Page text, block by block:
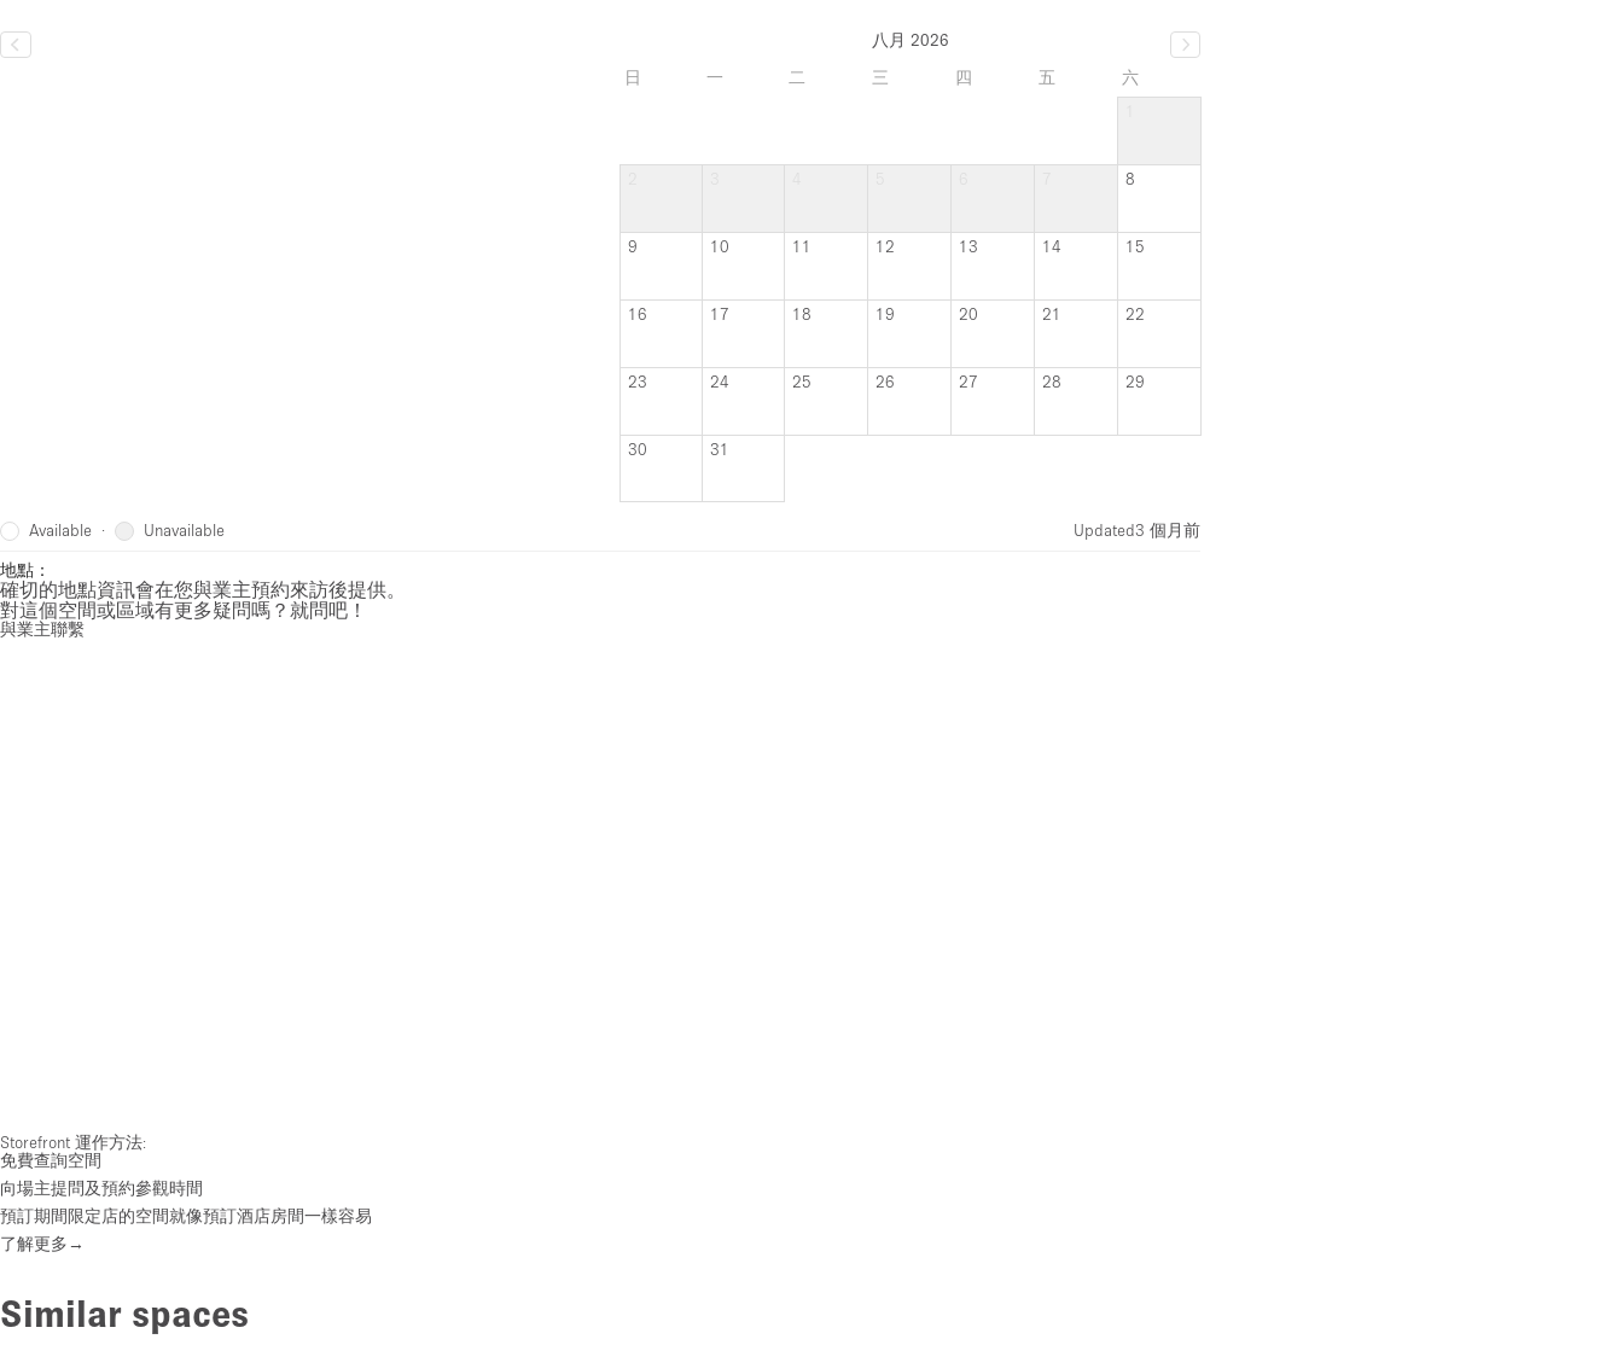
八月 2026
日
一 二 三 四 五
六
8
9 10 11 12 13 14 15
16 17 18 19 20 21 22
23 24 25 26 27 28 29
30 31
Available · Unavailable Updated3 個月前
地點：
確切的地點資訊會在您與業主預約來訪後提供。
對這個空間或區域有更多疑問嗎？就問吧！
與業主聯繫
Storefront 運作方法:
免費查詢空間
向場主提問及預約參觀時間
預訂期間限定店的空間就像預訂酒店房間一樣容易
了解更多→
Similar spaces